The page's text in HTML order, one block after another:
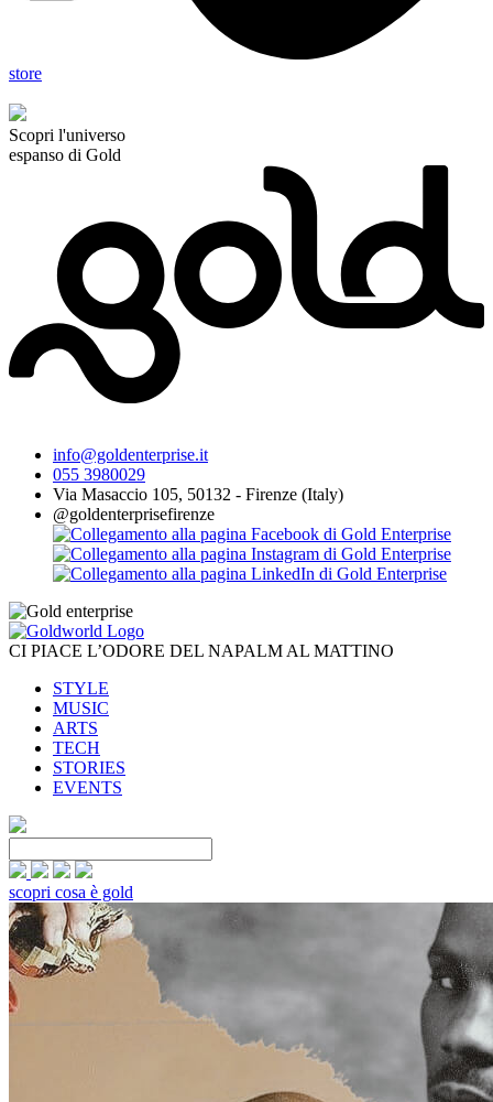
store
Scopri l'universo
espanso di Gold
info@goldenterprise.it
055 3980029
Via Masaccio 105, 50132 - Firenze (Italy)
@goldenterprisefirenze
CI PIACE L’ODORE DEL NAPALM AL MATTINO
STYLE
MUSIC
ARTS
TECH
STORIES
EVENTS
scopri cosa è gold